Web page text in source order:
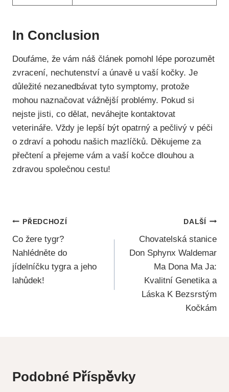
In Conclusion
Doufáme, že vám náš článek pomohl lépe porozumět
zvracení, nechutenství a únavě u vaší kočky. Je
důležité nezanedbávat tyto symptomy, protože
mohou naznačovat vážnější problémy. Pokud si
nejste jisti, co dělat, neváhejte kontaktovat
veterináře. Vždy je lepší být opatrný a pečlivý v péči
o zdraví a pohodu našich mazlíčků. Děkujeme za
přečtení a přejeme vám a vaší kočce dlouhou a
zdravou společnou cestu!
Navigace
Pro
Příspěvek
PŘEDCHOZÍ
Co žere tygr?
Nahlédněte do
jídelníčku tygra a jeho
lahůdek!
DALŠÍ
Chovatelská stanice
Don Sphynx Waldemar
Ma Dona Ma Ja:
Kvalitní Genetika a
Láska K Bezsrstým
Kočkám
Podobné Příspěvky